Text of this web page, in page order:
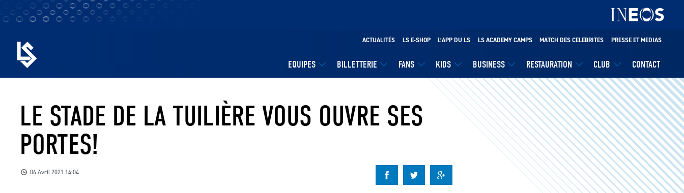
EQUIPES BILLETTERIE FANS KIDS BUSINESS RESTAURATION CLUB CONTACT
ACTUALITÉS LS E-SHOP L’APP DU LS LS ACADEMY CAMPS MATCH DES CELEBRITES PRESSE ET MEDIAS
LE STADE DE LA TUILIÈRE VOUS OUVRE SES
PORTES!
06 Avril 2021 14:04